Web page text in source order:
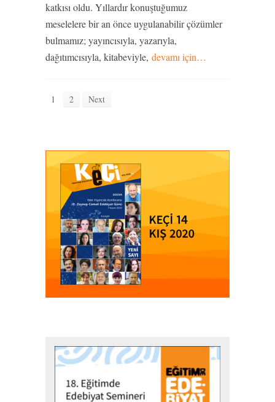
katkısı oldu. Yıllardır konuştuğumuz
meselelere bir an önce uygulanabilir çözümler
bulmamız; yayıncısıyla, yazarıyla,
dağıtımcısıyla, kitabeviyle, devamı için…
1 2 Next